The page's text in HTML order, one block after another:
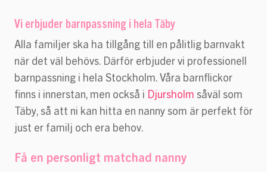
Vi erbjuder barnpassning i hela Täby
Alla familjer ska ha tillgång till en pålitlig barnvakt
när det väl behövs. Därför erbjuder vi professionell
barnpassning i hela Stockholm. Våra barnflickor
finns i innerstan, men också i Djursholm såväl som
Täby, så att ni kan hitta en nanny som är perfekt för
just er familj och era behov.
Få en personligt matchad nanny